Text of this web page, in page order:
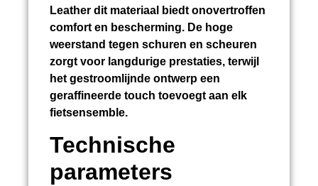
Leather dit materiaal biedt onovertroffen
comfort en bescherming. De hoge
weerstand tegen schuren en scheuren
zorgt voor langdurige prestaties, terwijl
het gestroomlijnde ontwerp een
geraffineerde touch toevoegt aan elk
fietsensemble.
Technische
parameters